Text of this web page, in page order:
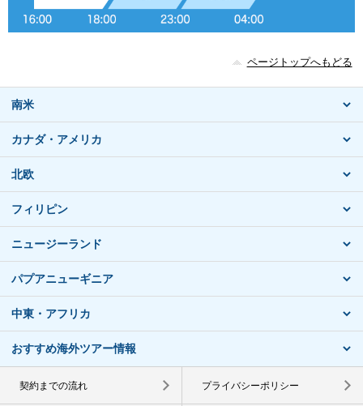
ページトップへもどる
南米
カナダ・アメリカ
北欧
フィリピン
ニュージーランド
パプアニューギニア
中東・アフリカ
おすすめ海外ツアー情報
契約までの流れ プライバシーポリシー